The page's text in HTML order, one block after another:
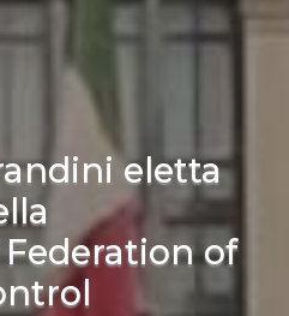
eletta
of